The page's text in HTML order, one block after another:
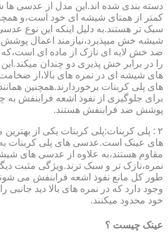
دسته بندی شده اند.این مدل از عدسی ها
کمتر از همتای شیشه ای خود است،و
سبک تر هستند.به دلیل اینکه این نوع
شیشه خش میپذیرد،نیازمند اعمال
ضد خش لایه ای نازک از ماده ای
را در برابر خش پذیری دو چندان
های شیشه ای در نمره های بالا،از
های پلی کربنات برخوردارند.همچنین
برای جلوگیری از نفوذ اشعه فرابنفش به
پوشش ضد فرابنفش هستند.
۲ : پلی کربنات:پلی کربنات یکی از
های عینک است.عدسی های پلی کربنات
مقاوم هستند،به علاوه از عدسی های
نمره،نازک تر و سبک ترند.ویژگی مثبت
طور کل مانع نفوذ اشعه فرابنفش می
وجود دارد که در نمره های بالا دید جانبی
خود محدود میکنند.
عینک چیست ؟